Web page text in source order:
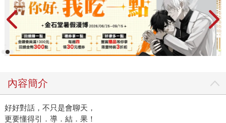
內容簡介
好好對話，不只是會聊天，
更要懂得引．導．結．果！